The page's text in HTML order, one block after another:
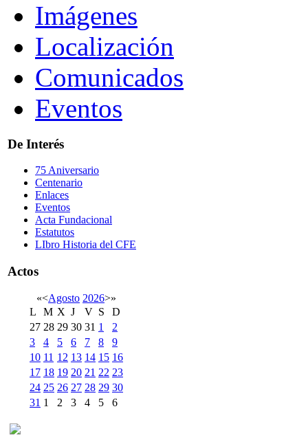
Imágenes
Localización
Comunicados
Eventos
De Interés
75 Aniversario
Centenario
Enlaces
Eventos
Acta Fundacional
Estatutos
LIbro Historia del CFE
Actos
«<Agosto 2026>»
L
M X J V S
D
27 28 29 30 31 1
2
3
4 5 6 7 8
9
10 11 12 13 14 15 16
17 18 19 20 21 22 23
24 25 26 27 28 29 30
31 1 2 3 4 5 6